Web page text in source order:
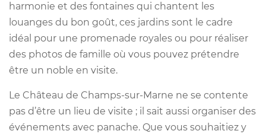
harmonie et des fontaines qui chantent les
louanges du bon goût, ces jardins sont le cadre
idéal pour une promenade royales ou pour réaliser
des photos de famille où vous pouvez prétendre
être un noble en visite.
Le Château de Champs-sur-Marne ne se contente
pas d’être un lieu de visite ; il sait aussi organiser des
événements avec panache. Que vous souhaitiez y